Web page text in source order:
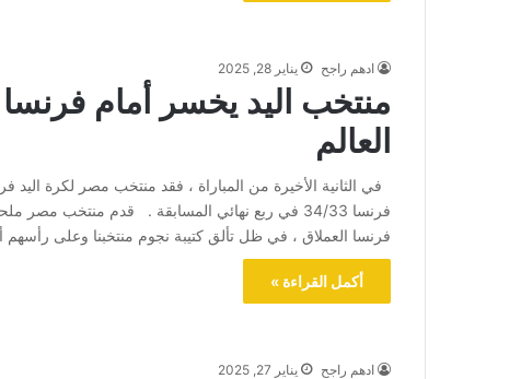
ادهم راجح يناير 28, 2025
العالم
في الثانية الأخيرة من المباراة ، فقد منتخب مصر لكرة
فرنسا 34/33 في ربع نهائي المسابقة . قدم منتخب
فرنسا العملاق ، في ظل تألق كتيبة نجوم منتخبنا وعلى
أكمل القراءة »
ادهم راجح يناير 27, 2025